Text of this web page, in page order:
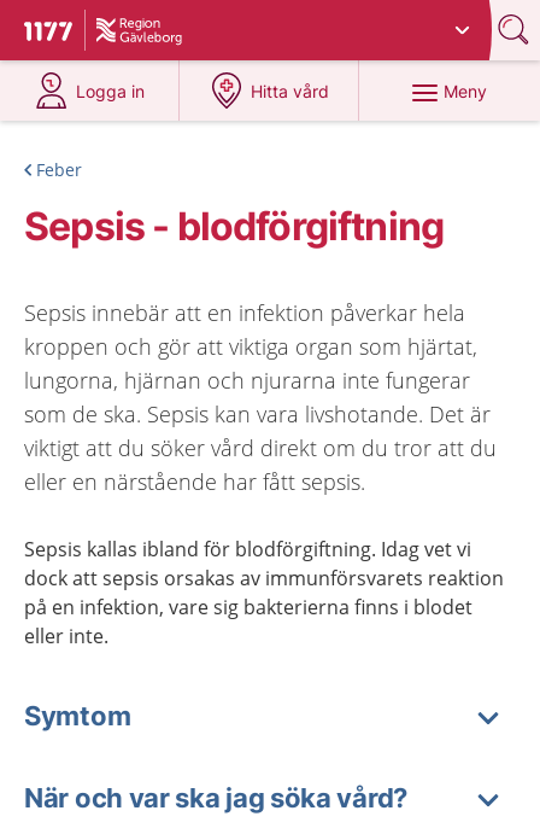
Till startsidan för 1177
Du har valt region
Logga in
på 1177.se
Hitta vård
på 1177.se
Meny
Feber
Sepsis - blodförgiftning
Sepsis innebär att en infektion påverkar hela
kroppen och gör att viktiga organ som hjärtat,
lungorna, hjärnan och njurarna inte fungerar
som de ska. Sepsis kan vara livshotande. Det är
viktigt att du söker vård direkt om du tror att du
eller en närstående har fått sepsis.
Sepsis kallas ibland för blodförgiftning. Idag vet vi
dock att sepsis orsakas av immunförsvarets reaktion
på en infektion, vare sig bakterierna finns i blodet
eller inte.
Symtom
När och var ska jag söka vård?